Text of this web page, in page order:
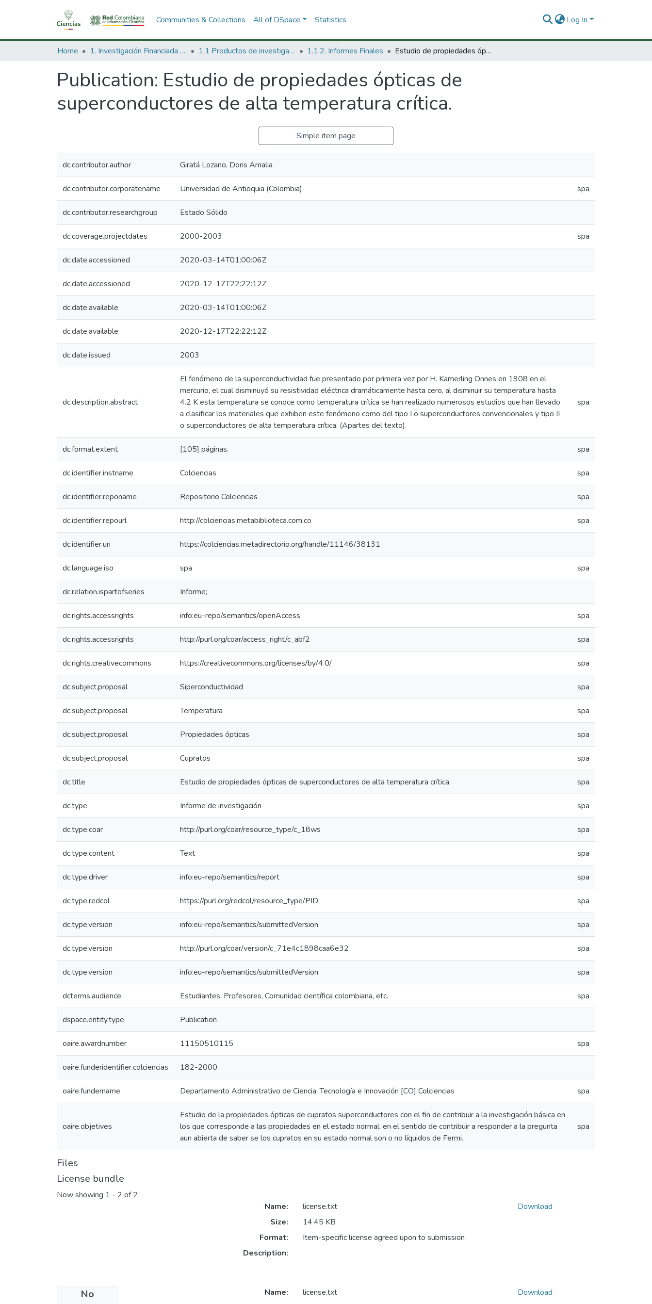
Communities & Collections All of DSpace Statistics Log In
Home 1. Investigación Financiada con Recursos Públicos 1.1 Productos de investigación 1.1.2. Informes Finales Estudio de propiedades ópticas de superconductores de alta temperatura crítica.
Publication: Estudio de propiedades ópticas de
superconductores de alta temperatura crítica.
Simple item page
dc.contributor.author Giratá Lozano, Doris Amalia
dc.contributor.corporatename Universidad de Antioquia (Colombia) spa
dc.contributor.researchgroup Estado Sólido
dc.coverage.projectdates 2000-2003 spa
dc.date.accessioned 2020-03-14T01:00:06Z
dc.date.accessioned 2020-12-17T22:22:12Z
dc.date.available 2020-03-14T01:00:06Z
dc.date.available 2020-12-17T22:22:12Z
dc.date.issued 2003
dc.description.abstract
El fenómeno de la superconductividad fue presentado por primera vez por H. Kamerling Onnes en 1908 en el
mercurio, el cual disminuyó su resistividad eléctrica dramáticamente hasta cero, al disminuir su temperatura hasta
4.2 K esta temperatura se conoce como temperatura crítica se han realizado numerosos estudios que han llevado
a clasificar los materiales que exhiben este fenómeno como del tipo I o superconductores convencionales y tipo II
o superconductores de alta temperatura crítica. (Apartes del texto).
spa
dc.format.extent [105] páginas. spa
dc.identifier.instname Colciencias spa
dc.identifier.reponame Repositorio Colciencias spa
dc.identifier.repourl http://colciencias.metabiblioteca.com.co spa
dc.identifier.uri https://colciencias.metadirectorio.org/handle/11146/38131
dc.language.iso spa spa
dc.relation.ispartofseries Informe;
dc.rights.accessrights info:eu-repo/semantics/openAccess spa
dc.rights.accessrights http://purl.org/coar/access_right/c_abf2 spa
dc.rights.creativecommons https://creativecommons.org/licenses/by/4.0/ spa
dc.subject.proposal Siperconductividad spa
dc.subject.proposal Temperatura spa
dc.subject.proposal Propiedades ópticas spa
dc.subject.proposal Cupratos spa
dc.title Estudio de propiedades ópticas de superconductores de alta temperatura crítica. spa
dc.type Informe de investigación spa
dc.type.coar http://purl.org/coar/resource_type/c_18ws spa
dc.type.content Text spa
dc.type.driver info:eu-repo/semantics/report spa
dc.type.redcol https://purl.org/redcol/resource_type/PID spa
dc.type.version info:eu-repo/semantics/submittedVersion spa
dc.type.version http://purl.org/coar/version/c_71e4c1898caa6e32 spa
dc.type.version info:eu-repo/semantics/submittedVersion spa
dcterms.audience Estudiantes, Profesores, Comunidad científica colombiana, etc. spa
dspace.entity.type Publication
oaire.awardnumber 11150510115 spa
oaire.funderidentifier.colciencias 182-2000
oaire.fundername Departamento Administrativo de Ciencia, Tecnología e Innovación [CO] Colciencias spa
oaire.objetives
Estudio de la propiedades ópticas de cupratos superconductores con el fin de contribuir a la investigación básica en
los que corresponde a las propiedades en el estado normal, en el sentido de contribuir a responder a la pregunta
aun abierta de saber se los cupratos en su estado normal son o no líquidos de Fermi.
spa
Files
License bundle
Now showing 1 - 2 of 2
No
Name:
license.txt
Size:
14.45 KB
Format:
Item-specific license agreed upon to submission
Description:
Download
Name:
license.txt
Download